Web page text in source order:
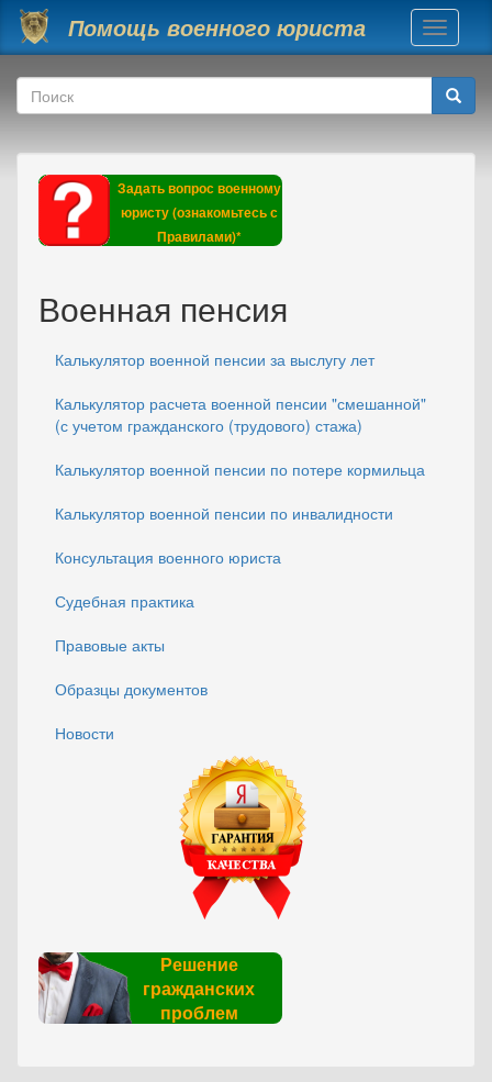
Перейти к основному содержанию
Помощь военного юриста
Toggle
Форма поиска
Поиск
Задать вопрос военному
юристу (ознакомьтесь с
Правилами)*
Военная пенсия
Калькулятор военной пенсии за выслугу лет
Калькулятор расчета военной пенсии "смешанной"
(с учетом гражданского (трудового) стажа)
Калькулятор военной пенсии по потере кормильца
Калькулятор военной пенсии по инвалидности
Консультация военного юриста
Судебная практика
Правовые акты
Образцы документов
Новости
Решение
гражданских
проблем